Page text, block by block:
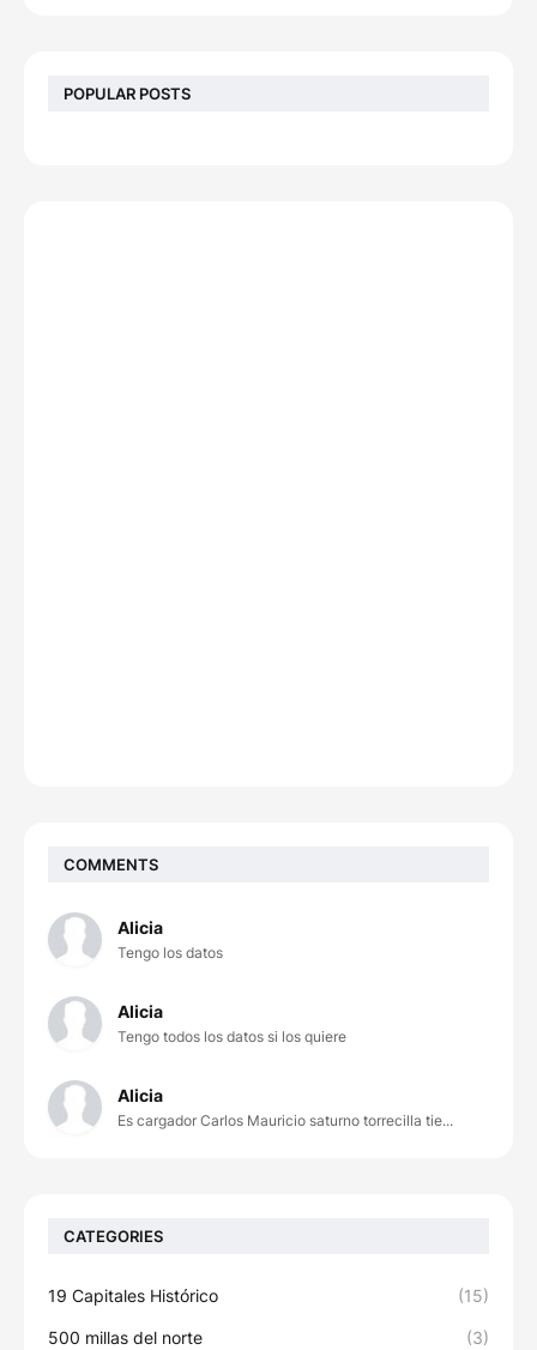
POPULAR POSTS
COMMENTS
Alicia
Tengo los datos
Alicia
Tengo todos los datos si los quiere
Alicia
Es cargador Carlos Mauricio saturno torrecilla tie...
CATEGORIES
19 Capitales Histórico (15)
500 millas del norte (3)